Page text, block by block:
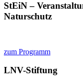
StEiN –
Naturschutz
zum Programm
LNV-Stiftung